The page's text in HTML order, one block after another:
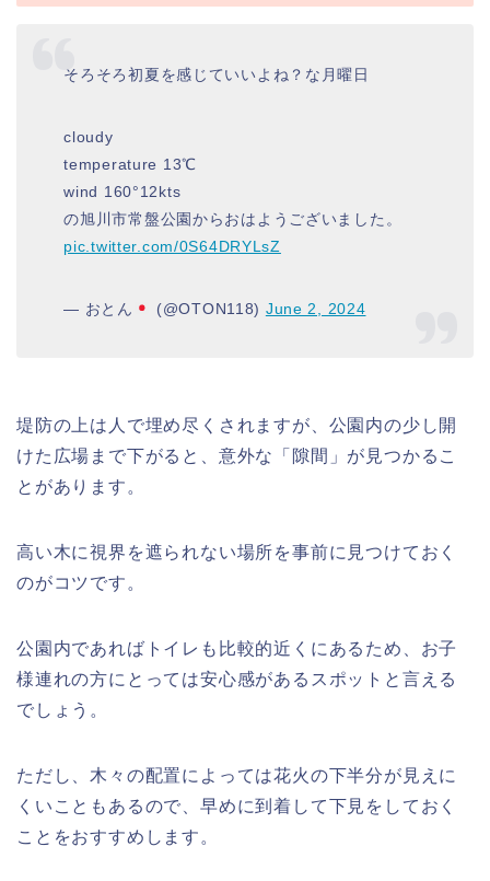
そろそろ初夏を感じていいよね？な月曜日
cloudy
temperature 13℃
wind 160°12kts
の旭川市常盤公園からおはようございました。
pic.twitter.com/0S64DRYLsZ
— おとん (@OTON118) June 2, 2024
堤防の上は人で埋め尽くされますが、公園内の少し開
けた広場まで下がると、意外な「隙間」が見つかるこ
とがあります。
高い木に視界を遮られない場所を事前に見つけておく
のがコツです。
公園内であればトイレも比較的近くにあるため、お子
様連れの方にとっては安心感があるスポットと言える
でしょう。
ただし、木々の配置によっては花火の下半分が見えに
くいこともあるので、早めに到着して下見をしておく
ことをおすすめします。